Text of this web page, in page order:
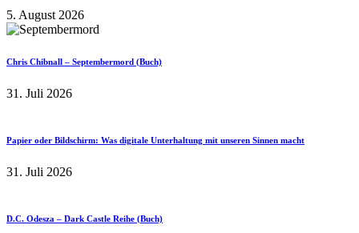
5. August 2026
Chris Chibnall – Septembermord (Buch)
31. Juli 2026
Papier oder Bildschirm: Was digitale Unterhaltung mit unseren Sinnen macht
31. Juli 2026
D.C. Odesza – Dark Castle Reihe (Buch)